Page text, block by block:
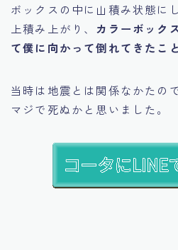
ボックスの中に山積み状態に
上積み上がり、 カラーボック
て僕に向かって倒れてきたこ
当時は地震とは関係なかたの
マジで死ぬかと思いました。